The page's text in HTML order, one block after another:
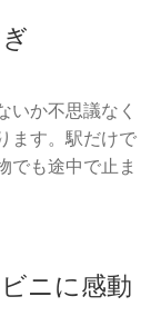
いか不思議なく
ます。駅だけで
でも途中で止ま
ニに感動